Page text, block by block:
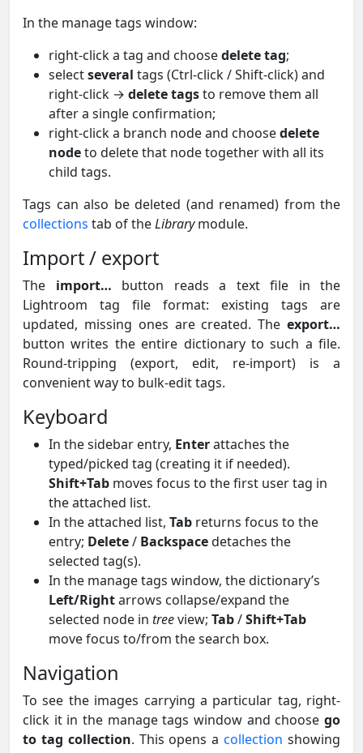
In the manage tags window:
right-click a tag and choosedelete tag;
selectseveral tags (Ctrl-click / Shift-click) and
right-click → delete tagsto remove them all
after a single confirmation;
right-click a branch node and choosedelete
nodeto delete that node together with all its
child tags.
Tags can also be deleted (and renamed) from the
collections tab of theLibrarymodule.
Import / export
The import… button reads a text file in the
Lightroom tag file format: existing tags are
updated, missing ones are created. The export…
button writes the entire dictionary to such a file.
Round-tripping (export, edit, re-import) is a
convenient way to bulk-edit tags.
Keyboard
In the sidebar entry, Enterattaches the
typed/picked tag (creating it if needed).
Shift+Tab moves focus to the first user tag in
the attached list.
In the attached list, Tab returns focus to the
entry; Delete/ Backspacedetaches the
selected tag(s).
In the manage tags window, the dictionary’s
Left/Rightarrows collapse/expand the
selected node in treeview; Tab/Shift+Tab
move focus to/from the search box.
Navigation
To see the images carrying a particular tag, right-
click it in the manage tags window and choose go
to tag collection. This opens acollection showing